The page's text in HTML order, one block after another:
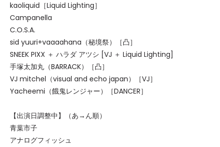
kaoliquid［Liquid Lighting］
Campanella
C.O.S.A.
sid yuuri+vaaaahana（秘境祭）［凸］
SNEEK PIXX ＋ ハラダ アツシ [VJ ＋ Liquid Lighting]
手塚太加丸（BARRACK）［凸］
VJ mitchel（visual and echo japan）［VJ］
Yacheemi（餓鬼レンジャー）［DANCER］
【出演日調整中】（あ→ん順）
青葉市子
アナログフィッシュ